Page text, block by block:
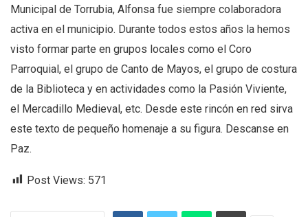
Municipal de Torrubia, Alfonsa fue siempre colaboradora
activa en el municipio. Durante todos estos años la hemos
visto formar parte en grupos locales como el Coro
Parroquial, el grupo de Canto de Mayos, el grupo de costura
de la Biblioteca y en actividades como la Pasión Viviente,
el Mercadillo Medieval, etc. Desde este rincón en red sirva
este texto de pequeño homenaje a su figura. Descanse en
Paz.
Post Views: 571